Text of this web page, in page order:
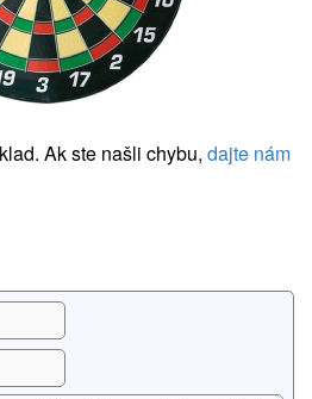
Ak ste našli chybu, dajte nám